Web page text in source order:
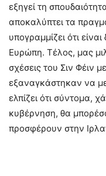
εξηγεί τη
αποκαλύπτει τα
υπογραμμίζει ότι
Ευρώπη. Τέλος, μας
σχέσεις του Σιν Φέιν
εξαναγκάστηκαν να
ελπίζει ότι σύντομα,
κυβέρνηση, θα
προσφέρουν στην